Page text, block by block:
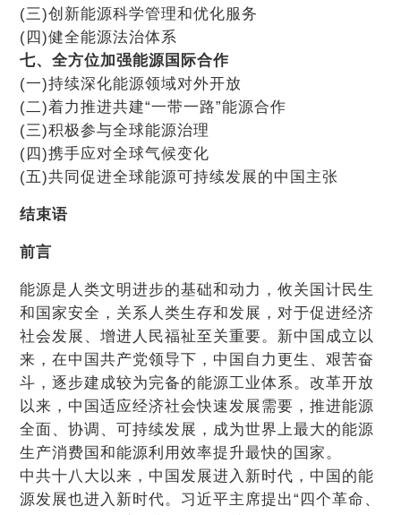
(三)创新能源科学管理和优化服务
(四)健全能源法治体系
七、全方位加强能源国际合作
(一)持续深化能源领域对外开放
(二)着力推进共建“一带一路”能源合作
(三)积极参与全球能源治理
(四)携手应对全球气候变化
(五)共同促进全球能源可持续发展的中国主张
结束语
前言
能源是人类文明进步的基础和动力，攸关国计民生
和国家安全，关系人类生存和发展，对于促进经济
社会发展、增进人民福祉至关重要。新中国成立以
来，在中国共产党领导下，中国自力更生、艰苦奋
斗，逐步建成较为完备的能源工业体系。改革开放
以来，中国适应经济社会快速发展需要，推进能源
全面、协调、可持续发展，成为世界上最大的能源
生产消费国和能源利用效率提升最快的国家。
中共十八大以来，中国发展进入新时代，中国的能
源发展也进入新时代。习近平主席提出“四个革命、